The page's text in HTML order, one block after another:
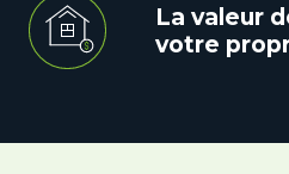
La valeur
votre